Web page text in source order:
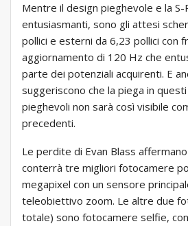
Mentre il design pieghevole e la S-
entusiasmanti, sono gli attesi
pollici e esterni da 6,23 pollici con
aggiornamento di 120 Hz che
parte dei potenziali acquirenti. E
suggeriscono che la piega in
pieghevoli non sarà così visibile
precedenti.
Le perdite di Evan Blass
conterrà tre migliori fotocamere
megapixel con un sensore
teleobiettivo zoom. Le altre due
totale) sono fotocamere selfie,